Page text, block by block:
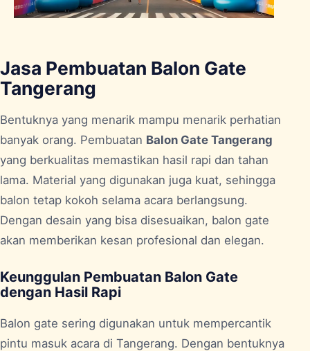
Jasa Pembuatan Balon Gate
Tangerang
Bentuknya yang menarik mampu menarik perhatian
banyak orang. Pembuatan Balon Gate Tangerang
yang berkualitas memastikan hasil rapi dan tahan
lama. Material yang digunakan juga kuat, sehingga
balon tetap kokoh selama acara berlangsung.
Dengan desain yang bisa disesuaikan, balon gate
akan memberikan kesan profesional dan elegan.
Keunggulan Pembuatan Balon Gate
dengan Hasil Rapi
Balon gate sering digunakan untuk mempercantik
pintu masuk acara di Tangerang. Dengan bentuknya